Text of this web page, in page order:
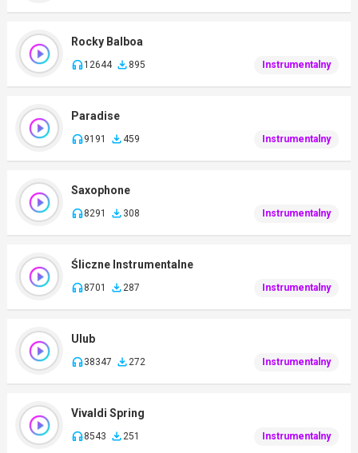
Rocky Balboa
12644 895 Instrumentalny
Paradise
9191 459 Instrumentalny
Saxophone
8291 308 Instrumentalny
Śliczne Instrumentalne
8701 287 Instrumentalny
Ulub
38347 272 Instrumentalny
Vivaldi Spring
8543 251 Instrumentalny